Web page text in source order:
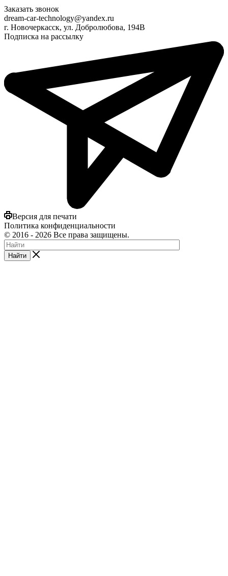
Заказать звонок
dream-car-technology@yandex.ru
г. Новочеркасск, ул. Добролюбова, 194В
Подписка на рассылку
Версия для печати
Политика конфиденциальности
© 2016 - 2026 Все права защищены.
Найти